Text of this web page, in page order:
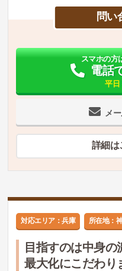
問い
メ
スマホの方
電話
平日
詳細は
対応エリア：兵庫 所在地：
目指すのは中身
最大化にこだわり